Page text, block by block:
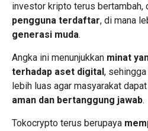
investor kripto terus bertambah,
pengguna terdaftar, di mana
generasi muda.
Angka ini menunjukkan minat
terhadap aset digital ,
lebih luas agar masyarakat dapat
aman dan bertanggung jawab.
Tokocrypto terus berupaya